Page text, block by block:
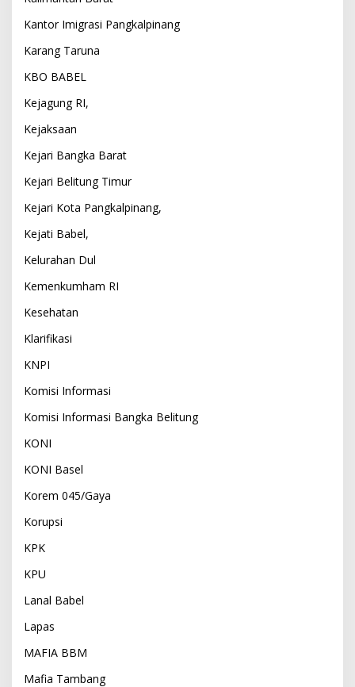
Kantor Imigrasi Pangkalpinang
Karang Taruna
KBO BABEL
Kejagung RI,
Kejaksaan
Kejari Bangka Barat
Kejari Belitung Timur
Kejari Kota Pangkalpinang,
Kejati Babel,
Kelurahan Dul
Kemenkumham RI
Kesehatan
Klarifikasi
KNPI
Komisi Informasi
Komisi Informasi Bangka Belitung
KONI
KONI Basel
Korem 045/Gaya
Korupsi
KPK
KPU
Lanal Babel
Lapas
MAFIA BBM
Mafia Tambang